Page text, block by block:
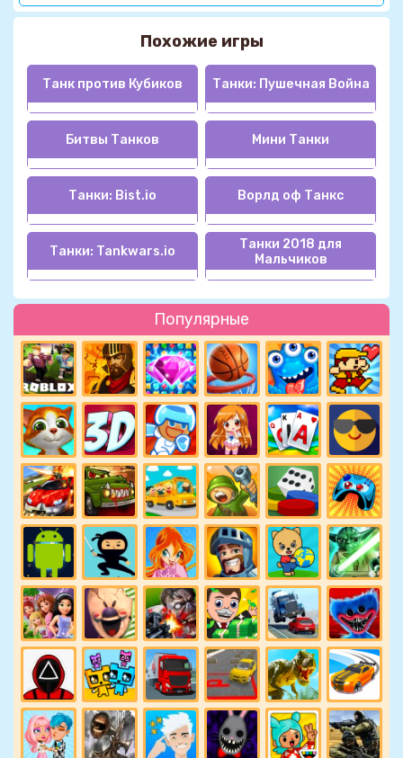
Популярные
Похожие игры
Танк против Кубиков Танки: Пушечная Война
Битвы Танков Мини Танки
Танки: Bist.io Ворлд оф Танкс
Танки: Tankwars.io
Танки 2018 для
Мальчиков